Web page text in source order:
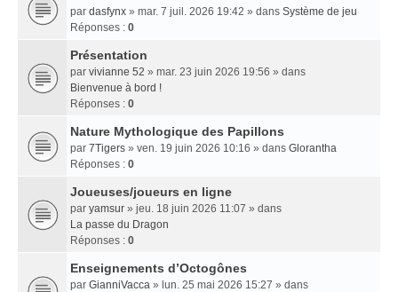
par dasfynx » mar. 7 juil. 2026 19:42 » dans Système de jeu
Réponses : 0
Présentation
par vivianne 52 » mar. 23 juin 2026 19:56 » dans
Bienvenue à bord !
Réponses : 0
Nature Mythologique des Papillons
par 7Tigers » ven. 19 juin 2026 10:16 » dans Glorantha
Réponses : 0
Joueuses/joueurs en ligne
par yamsur » jeu. 18 juin 2026 11:07 » dans
La passe du Dragon
Réponses : 0
Enseignements dʼOctogônes
par GianniVacca » lun. 25 mai 2026 15:27 » dans